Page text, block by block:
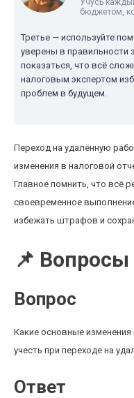
Учусь
бюджетом,
Третье — используйте
уверены в правильности
показаться, что всё
налоговым экспертом
проблем в будущем.
Переход на удалённую
изменения в налоговой
Главное помнить, что всё
своевременное
избежать штрафов и
📌
Вопрос
Какие основные
учесть при переходе на
Ответ